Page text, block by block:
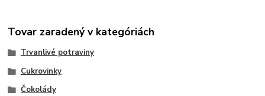
Tovar zaradený v kategóriách
Trvanlivé potraviny
Cukrovinky
Čokolády